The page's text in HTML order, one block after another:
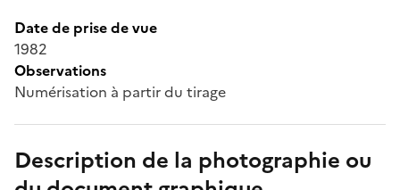
Date de prise de vue
1982
Observations
Numérisation à partir du tirage
Description de la photographie ou